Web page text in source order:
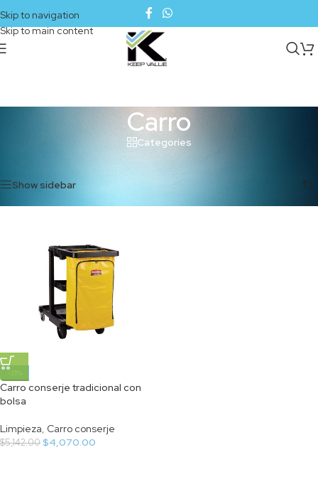
Skip to navigation
Skip to main content
Carro
Categories
Productos etiquetados “Carro”
Show sidebar
-21%
Carro conserje tradicional con
bolsa
Limpieza, Carro conserje
$5,142.00$4,070.00